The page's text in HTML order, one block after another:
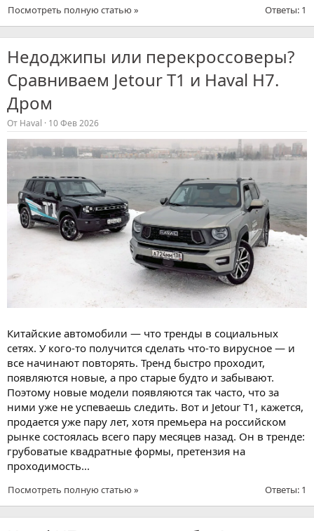
Ответы: 1
Посмотреть полную статью »
Недоджипы или перекроссоверы?
Сравниваем Jetour T1 и Haval H7.
Дром
От Haval 10 Фев 2026
Китайские автомобили — что тренды в социальных
сетях. У кого-то получится сделать что-то вирусное — и
все начинают повторять. Тренд быстро проходит,
появляются новые, а про старые будто и забывают.
Поэтому новые модели появляются так часто, что за
ними уже не успеваешь следить. Вот и Jetour T1, кажется,
продается уже пару лет, хотя премьера на российском
рынке состоялась всего пару месяцев назад. Он в тренде:
грубоватые квадратные формы, претензия на
проходимость...
Ответы: 1
Посмотреть полную статью »